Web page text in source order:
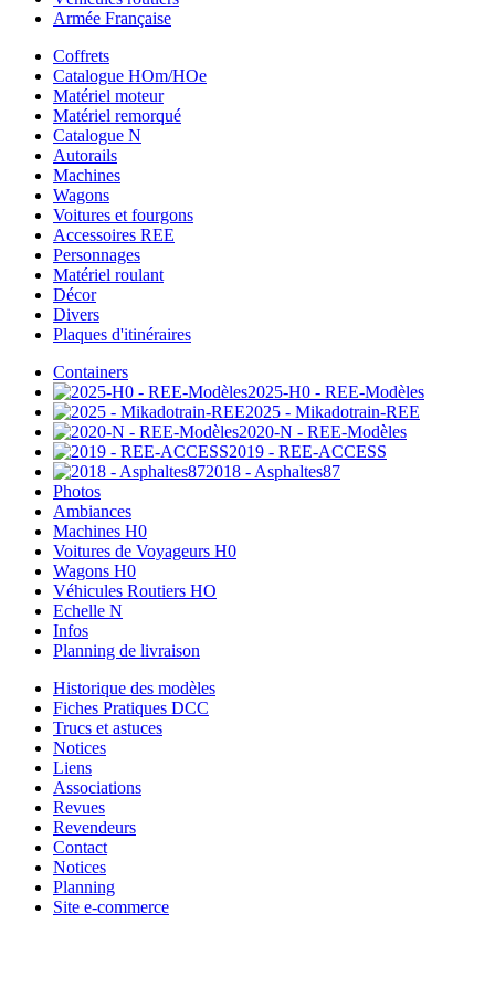
Armée Française
Coffrets
Catalogue HOm/HOe
Matériel moteur
Matériel remorqué
Catalogue N
Autorails
Machines
Wagons
Voitures et fourgons
Accessoires REE
Personnages
Matériel roulant
Décor
Divers
Plaques d'itinéraires
Containers
2025-H0 - REE-Modèles
2025 - Mikadotrain-REE
2020-N - REE-Modèles
2019 - REE-ACCESS
2018 - Asphaltes87
Photos
Ambiances
Machines H0
Voitures de Voyageurs H0
Wagons H0
Véhicules Routiers HO
Echelle N
Infos
Planning de livraison
Historique des modèles
Fiches Pratiques DCC
Trucs et astuces
Notices
Liens
Associations
Revues
Revendeurs
Contact
Notices
Planning
Site e-commerce